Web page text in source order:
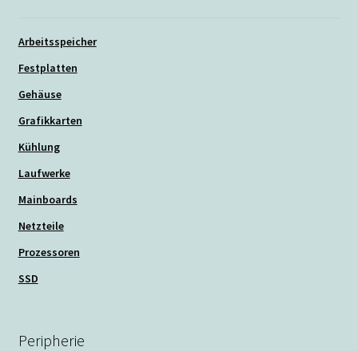
Arbeitsspeicher
Festplatten
Gehäuse
Grafikkarten
Kühlung
Laufwerke
Mainboards
Netzteile
Prozessoren
SSD
Peripherie